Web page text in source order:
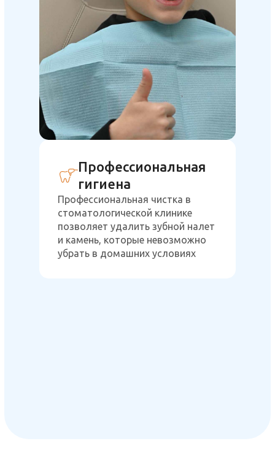
Профессиональная
гигиена
Профессиональная чистка в
стоматологической клинике
позволяет удалить зубной налет
и камень, которые невозможно
убрать в домашних условиях